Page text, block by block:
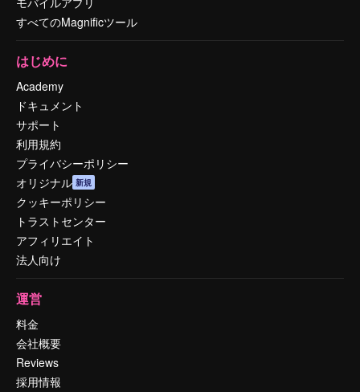
すべてのMagnificツール
はじめに
Academy
ドキュメント
サポート
利用規約
プライバシーポリシー
オリジナル 新規
クッキーポリシー
トラストセンター
アフィリエイト
法人向け
運営
料金
会社概要
Reviews
採用情報